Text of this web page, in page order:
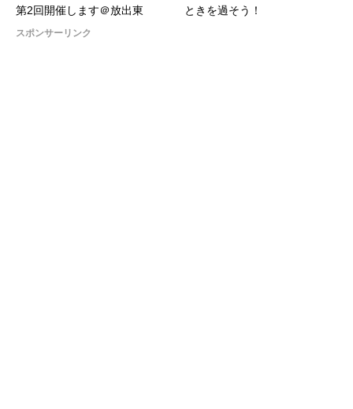
第2回開催します＠放出東
ときを過そう！
スポンサーリンク